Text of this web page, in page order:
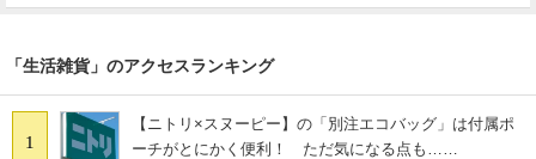
「生活雑貨」のアクセスランキング
1
【ニトリ×スヌーピー】の「別注エコバッグ」は付属ポ
ーチがとにかく便利！ ただ気になる点も……